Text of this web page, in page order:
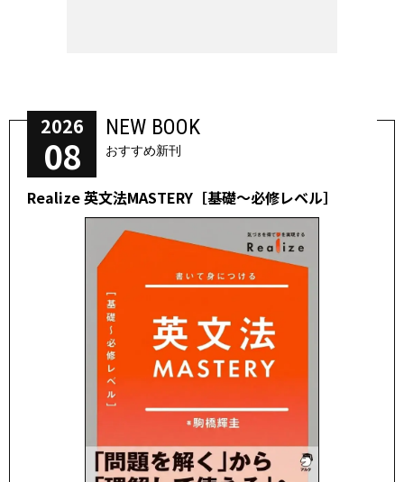
2026
08
NEW BOOK
おすすめ新刊
Realize 英文法MASTERY［基礎～必修レベル］